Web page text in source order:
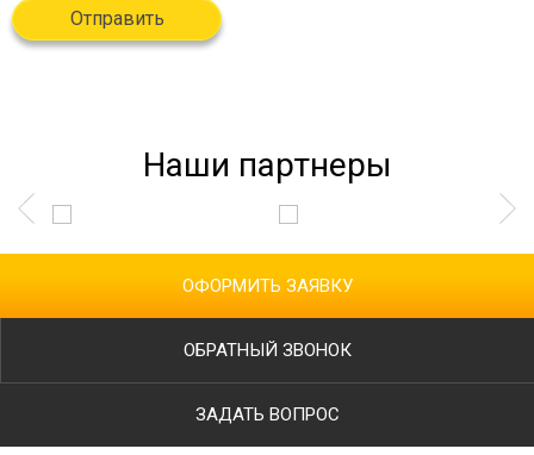
Отправить
Наши партнеры
ОФОРМИТЬ ЗАЯВКУ
ОБРАТНЫЙ ЗВОНОК
ЗАДАТЬ ВОПРОС